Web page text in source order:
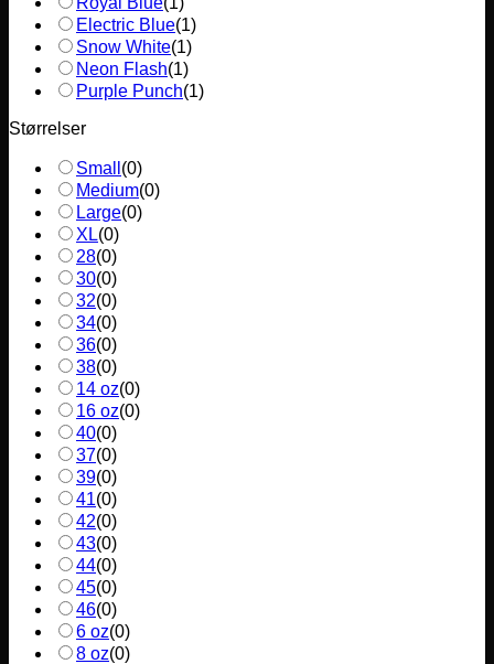
Electric Blue(1)
Snow White(1)
Neon Flash(1)
Purple Punch(1)
Størrelser
Small (0)
Medium(0)
Large(0)
XL(0)
28(0)
30(0)
32(0)
34(0)
36(0)
38(0)
14 oz(0)
16 oz(0)
40(0)
37(0)
39(0)
41(0)
42(0)
43(0)
44(0)
45(0)
46(0)
6 oz(0)
8 oz(0)